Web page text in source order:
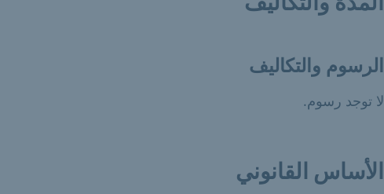
الرسوم والتكاليف
لا توجد رسوم.
الأساس القانوني